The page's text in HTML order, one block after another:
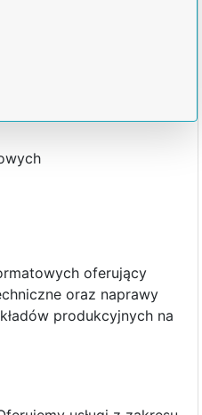
oferujący
oraz naprawy
produkcyjnych na